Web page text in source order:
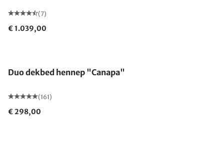
(7)
€ 1.039,00
Duo dekbed hennep "Canapa"
(161)
€ 298,00